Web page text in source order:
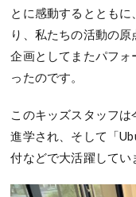
とに感動するととも
り、私たちの活動の
企画としてまたパフ
ったのです。
このキッズスタッフ
進学され、そして「
付などで大活躍してい